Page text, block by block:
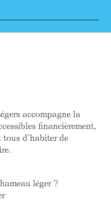
accompagne la
financièrement,
d’habiter de
léger ?